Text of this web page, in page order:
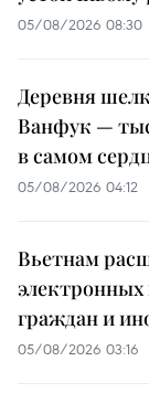
05/08/2026 08:30
Деревня
Ванфук —
в самом
05/08/2026 04:12
Вьетнам
граждан и
05/08/2026 03:16